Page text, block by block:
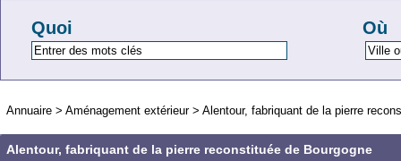
Quoi Où
Annuaire > Aménagement extérieur> Alentour, fabriquant de la pierre
Alentour, fabriquant de la pierre reconstituée de Bourgogne